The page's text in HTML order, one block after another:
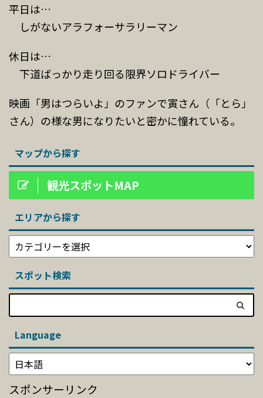
平日は…
しがないアラフォーサラリーマン
休日は…
下道ばっかり走り回る限界ソロドライバー
映画「男はつらいよ」のファンで寅さん（「とら」
さん）の様な男になりたいと密かに憧れている。
マップから探す
観光スポットMAP
エリアから探す
スポット検索
Language
スポンサーリンク